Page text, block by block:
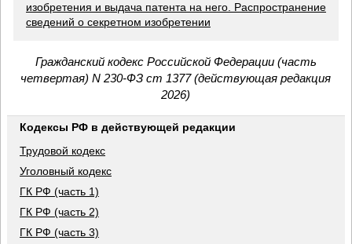
изобретения и выдача патента на него. Распространение
сведений о секретном изобретении
Гражданский кодекс Российской Федерации (часть
четвертая) N 230-ФЗ ст 1377 (действующая редакция
2026)
Кодексы РФ в действующей редакции
Трудовой кодекс
Уголовный кодекс
ГК РФ (часть 1)
ГК РФ (часть 2)
ГК РФ (часть 3)